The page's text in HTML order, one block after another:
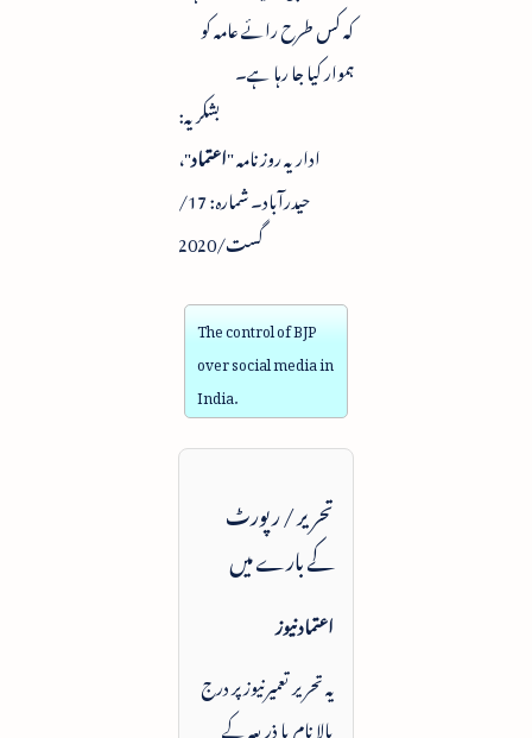
کہ کس طرح رائے عامہ کو
ہموار کیا جا رہا ہے۔
بشکریہ:
اداریہ روزنامہ "اعتماد"،
حیدرآباد۔ شمارہ: 17/
گست/2020
The control of BJP
over social media in
India.
تحریر / رپورٹ
کے بارے میں
اعتماد نیوز
یہ تحریر تعمیرنیوز پر درج
بالا نام یا ذریعہ کے